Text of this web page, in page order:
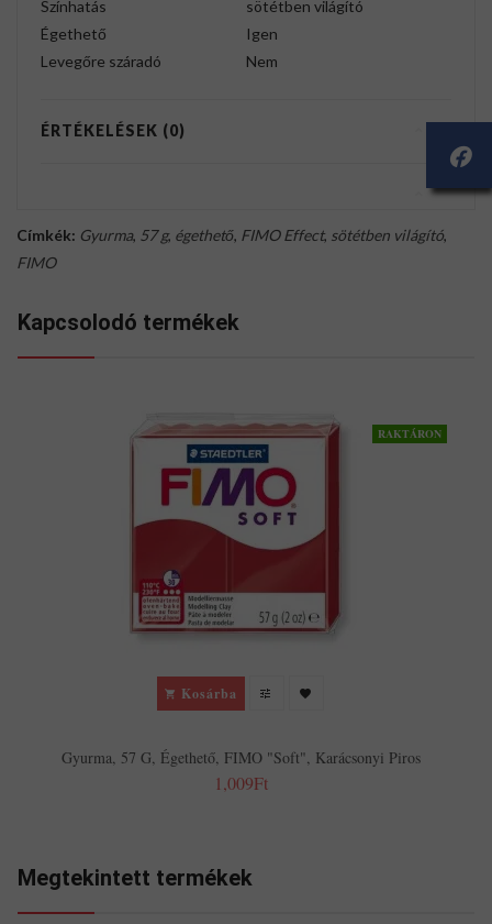
Színhatás
sötétben világító
Égethető
Igen
Levegőre száradó
Nem
ÉRTÉKELÉSEK (0)
Címkék: Gyurma, 57 g, égethető, FIMO Effect, sötétben világító,
FIMO
Kapcsolodó termékek
RAKTÁRON
Kosárba
Gyurma, 57 G, Égethető, FIMO "Soft", Karácsonyi Piros
1,009Ft
Megtekintett termékek